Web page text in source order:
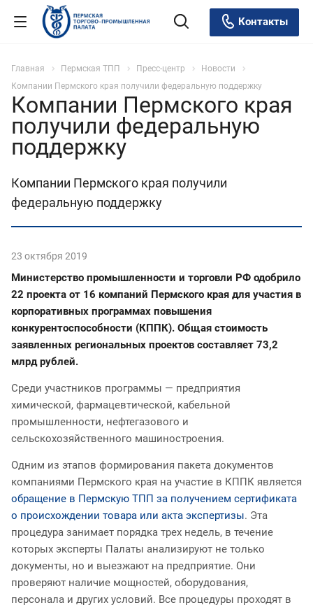
Контакты
Главная Пермская ТПП Пресс-центр
Новости
Компании Пермского края получили федеральную поддержку
Компании Пермского края
получили федеральную
поддержку
Компании Пермского края получили
федеральную поддержку
23 октября 2019
Министерство промышленности и торговли РФ одобрило
22 проекта от 16 компаний Пермского края для участия в
корпоративных программах повышения
конкурентоспособности (КППК). Общая стоимость
заявленных региональных проектов составляет 73,2
млрд рублей.
Среди участников программы — предприятия
химической, фармацевтической, кабельной
промышленности, нефтегазового и
сельскохозяйственного машиностроения.
Одним из этапов формирования пакета документов
компаниями Пермского края на участие в КППК является
обращение в Пермскую ТПП за получением сертификата
о происхождении товара или акта экспертизы. Эта
процедура занимает порядка трех недель, в течение
которых эксперты Палаты анализируют не только
документы, но и выезжают на предприятие. Они
проверяют наличие мощностей, оборудования,
персонала и других условий. Все процедуры проходят в